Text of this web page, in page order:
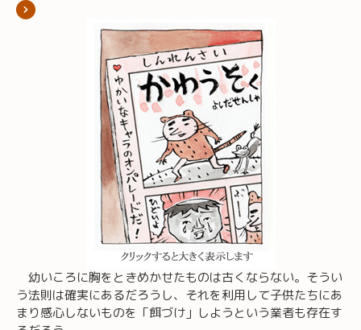
幼いころに胸をときめかせたものは古くならない。そうい
う法則は確実にあるだろうし、それを利用して子供たちにあ
まり感心しないものを「餌づけ」しようという業者も存在す